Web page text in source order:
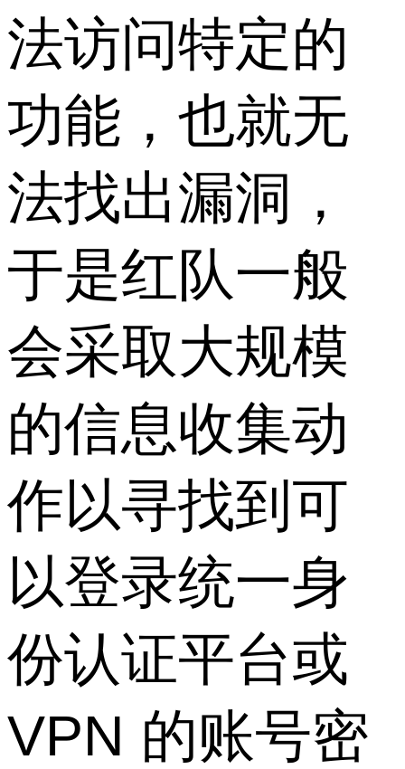
法访问特定的
功能，也就无
法找出漏洞，
于是红队一般
会采取大规模
的信息收集动
作以寻找到可
以登录统一身
份认证平台或
VPN 的账号密